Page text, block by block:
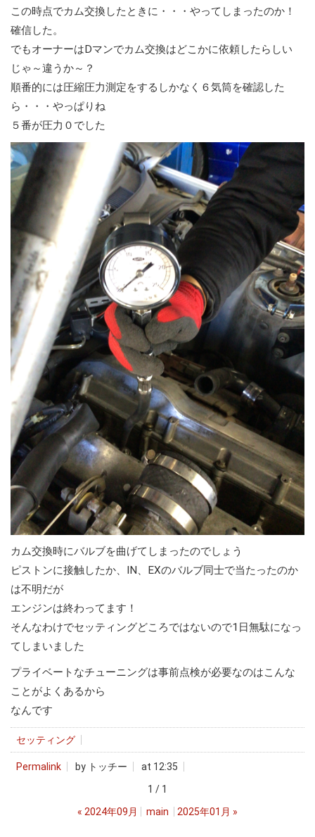
この時点でカム交換したときに・・・やってしまったのか！
確信した。
でもオーナーはDマンでカム交換はどこかに依頼したらしい
じゃ～違うか～？
順番的には圧縮圧力測定をするしかなく６気筒を確認した
ら・・・やっぱりね
５番が圧力０でした
カム交換時にバルブを曲げてしまったのでしょう
ピストンに接触したか、IN、EXのバルブ同士で当たったのか
は不明だが
エンジンは終わってます！
そんなわけでセッティングどころではないので1日無駄になっ
てしまいました
プライベートなチューニングは事前点検が必要なのはこんな
ことがよくあるから
なんです
セッティング
Permalink by トッチー
at 12:35
1 / 1
« 2024年09月 main 2025年01月 »